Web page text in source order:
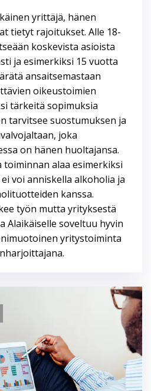
yrittäjä, hänen
tietyt rajoitukset. Alle 18-
koskevista asioista
ja esimerkiksi 15 vuotta
ansaitsemastaan
oikeustoimien
tärkeitä sopimuksia
tarvitsee suostumuksen ja
joka
on hänen huoltajansa.
alaa esimerkiksi
voi anniskella alkoholia ja
kanssa.
työn mutta yrityksestä
Alaikäiselle soveltuu hyvin
yritystoiminta